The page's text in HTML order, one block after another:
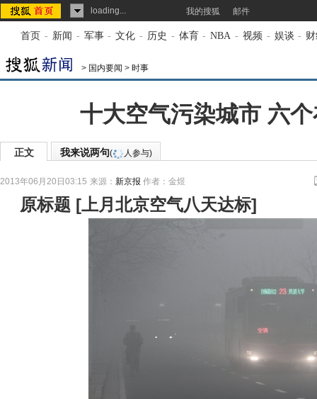
loading... 我的搜狐 邮件
首页 - 新闻 - 军事 - 文化 - 历史 - 体育 - NBA - 视频 - 娱谈 -
> 国内要闻 > 时事
十大空气污染城市 六
正文 我来说两句( 人参与)
2013年06月20日03:15 来源： 新京报 作者：金煜
原标题 [上月北京空气八天达标]